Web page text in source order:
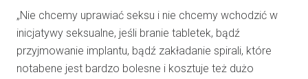
„Nie chcemy uprawiać seksu i nie chcemy wchodzić w
inicjatywy seksualne, jeśli branie tabletek, bądź
przyjmowanie implantu, bądź zakładanie spirali, które
notabene jest bardzo bolesne i kosztuje też dużo